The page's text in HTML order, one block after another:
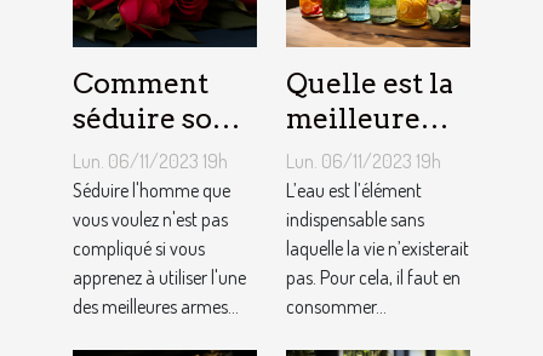
Comment
séduire son
homme ?
Lun. 06/11/2023 19h
Séduire l'homme que
vous voulez n'est pas
compliqué si vous
apprenez à utiliser l'une
des meilleures armes...
Quelle est la
meilleure
quantité
d’eau qu’il
faut au
quotidien ?
Lun. 06/11/2023 19h
L’eau est l’élément
indispensable sans
laquelle la vie n’existerait
pas. Pour cela, il faut en
consommer...